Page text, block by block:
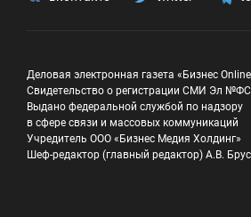
Деловая электронная газета «Бизнес
Свидетельство о регистрации СМИ Эл №ФС
Выдано федеральной службой по надзору
в сфере связи и массовых коммуникаций
Учредитель ООО «Бизнес Медия Холдинг»
Шеф-редактор (главный редактор) А.В.